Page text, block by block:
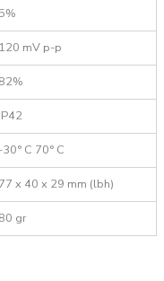
5%
120 mV p-p
82%
IP42
-30° C 70° C
77 x 40 x 29 mm (lbh)
80 gr